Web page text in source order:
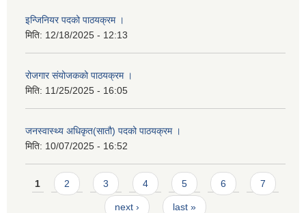
इन्जिनियर पदको पाठयक्रम ।
मिति: 12/18/2025 - 12:13
रोजगार संयोजकको पाठयक्रम ।
मिति: 11/25/2025 - 16:05
जनस्वास्थ्य अधिकृत(सातौ) पदको पाठयक्रम ।
मिति: 10/07/2025 - 16:52
Pages
1 2 3 4 5 6 7
next › last »